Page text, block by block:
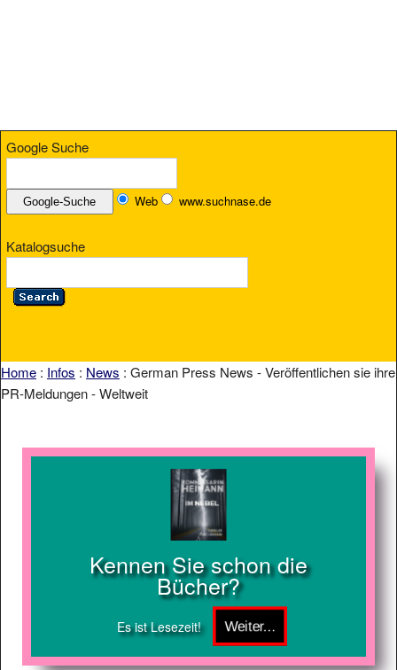
Google Suche
Web www.suchnase.de
Katalogsuche
Home : Infos : News : German Press News - Veröffentlichen sie ihre
PR-Meldungen - Weltweit
Kennen Sie schon die
Bücher?
Es ist Lesezeit!